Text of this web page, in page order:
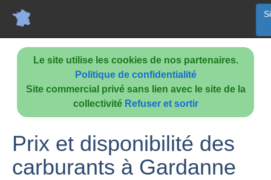
Le site utilise les cookies de nos partenaires.
Politique de confidentialité
Site commercial privé sans lien avec le site de la
collectivité Refuser et sortir
Prix et disponibilité des
carburants à Gardanne